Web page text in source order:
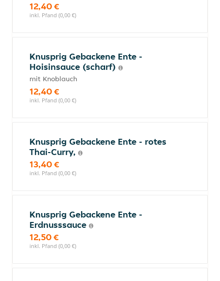
12,40 €
inkl. Pfand (0,00 €)
Knusprig Gebackene Ente -
Hoisinsauce (scharf)
mit Knoblauch
12,40 €
inkl. Pfand (0,00 €)
Knusprig Gebackene Ente - rotes
Thai-Curry,
13,40 €
inkl. Pfand (0,00 €)
Knusprig Gebackene Ente -
Erdnusssauce
12,50 €
inkl. Pfand (0,00 €)